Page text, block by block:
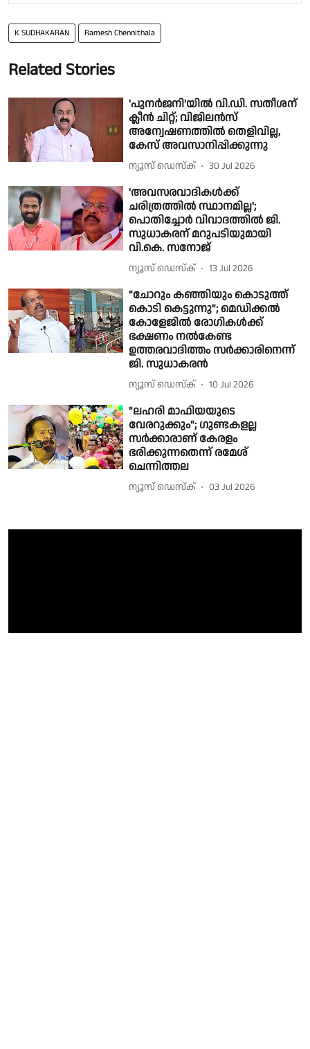
K SUDHAKARAN Ramesh Chennithala
Related Stories
'പുനർജനി'യില്‍ വി.ഡി. സതീശന്
ക്ലീന്‍ ചിറ്റ്; വിജിലൻസ്
അന്വേഷണത്തിൽ തെളിവില്ല,
കേസ് അവസാനിപ്പിക്കുന്നു
ന്യൂസ് ഡെസ്ക് 30 Jul 2026
'അവസരവാദികൾക്ക്
ചരിത്രത്തിൽ സ്ഥാനമില്ല';
പൊതിച്ചോർ വിവാദത്തിൽ ജി.
സുധാകരന് മറുപടിയുമായി
വി.കെ. സനോജ്
ന്യൂസ് ഡെസ്ക് 13 Jul 2026
"ചോറും കഞ്ഞിയും കൊടുത്ത്
കൊടി കെട്ടുന്നു"; മെഡിക്കൽ
കോളേജിൽ രോഗികൾക്ക്
ഭക്ഷണം നൽകേണ്ട
ഉത്തരവാദിത്തം സർക്കാരിനെന്ന്
ജി. സുധാകരൻ
ന്യൂസ് ഡെസ്ക് 10 Jul 2026
"ലഹരി മാഫിയയുടെ
വേരറുക്കും"; ഗുണ്ടകളല്ല
സർക്കാരാണ് കേരളം
ഭരിക്കുന്നതെന്ന് രമേശ്
ചെന്നിത്തല
ന്യൂസ് ഡെസ്ക് 03 Jul 2026